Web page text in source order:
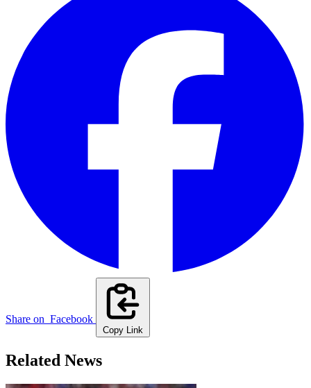
Share on Facebook
Copy Link
Related News